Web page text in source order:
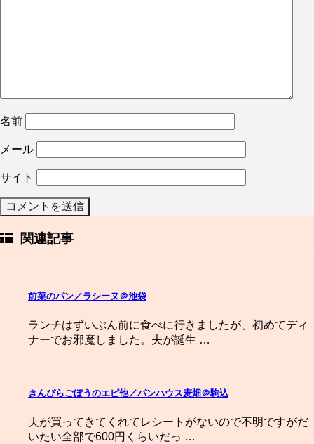
名前
メール
サイト
関連記事
前菜のパン／ラシーヌ＠池袋
ランチはずいぶん前に食べに行きましたが、初めてディ
ナーでお邪魔しました。夫が誕生 …
きんぴらごぼうのエピ他／パンハウス麦畑＠駒込
夫が買ってきてくれてレシートがないので不明ですがだ
いたい全部で600円くらいだっ …